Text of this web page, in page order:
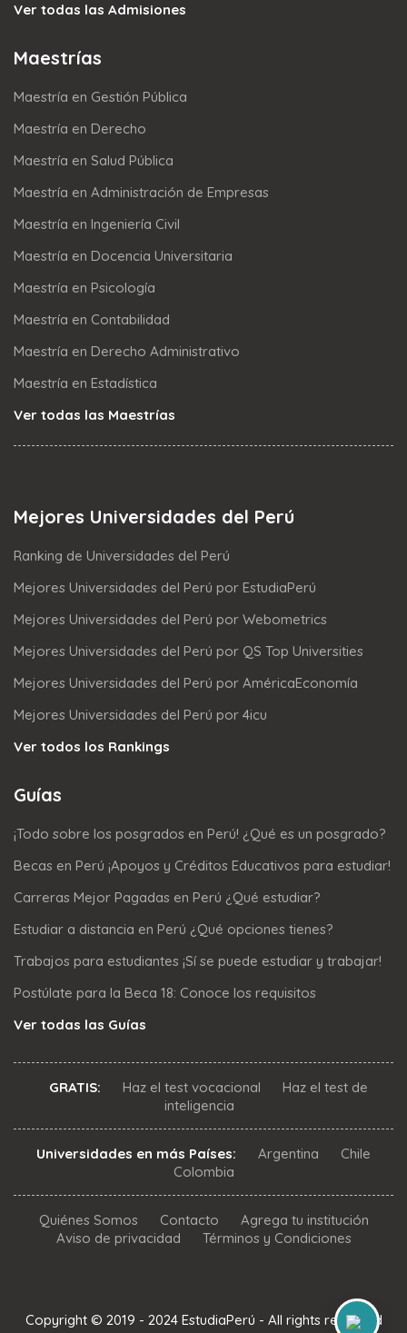
Ver todas las Admisiones
Maestrías
Maestría en Gestión Pública
Maestría en Derecho
Maestría en Salud Pública
Maestría en Administración de Empresas
Maestría en Ingeniería Civil
Maestría en Docencia Universitaria
Maestría en Psicología
Maestría en Contabilidad
Maestría en Derecho Administrativo
Maestría en Estadística
Ver todas las Maestrías
Mejores Universidades del Perú
Ranking de Universidades del Perú
Mejores Universidades del Perú por EstudiaPerú
Mejores Universidades del Perú por Webometrics
Mejores Universidades del Perú por QS Top Universities
Mejores Universidades del Perú por AméricaEconomía
Mejores Universidades del Perú por 4icu
Ver todos los Rankings
Guías
¡Todo sobre los posgrados en Perú! ¿Qué es un posgrado?
Becas en Perú ¡Apoyos y Créditos Educativos para estudiar!
Carreras Mejor Pagadas en Perú ¿Qué estudiar?
Estudiar a distancia en Perú ¿Qué opciones tienes?
Trabajos para estudiantes ¡Sí se puede estudiar y trabajar!
Postúlate para la Beca 18: Conoce los requisitos
Ver todas las Guías
GRATIS: Haz el test vocacional
Haz el test de
inteligencia
Universidades en más Países: Argentina
Chile
Colombia
Quiénes Somos Contacto
Agrega tu institución
Aviso de privacidad
Términos y Condiciones
Copyright © 2019 - 2024 EstudiaPerú - All rights reserved